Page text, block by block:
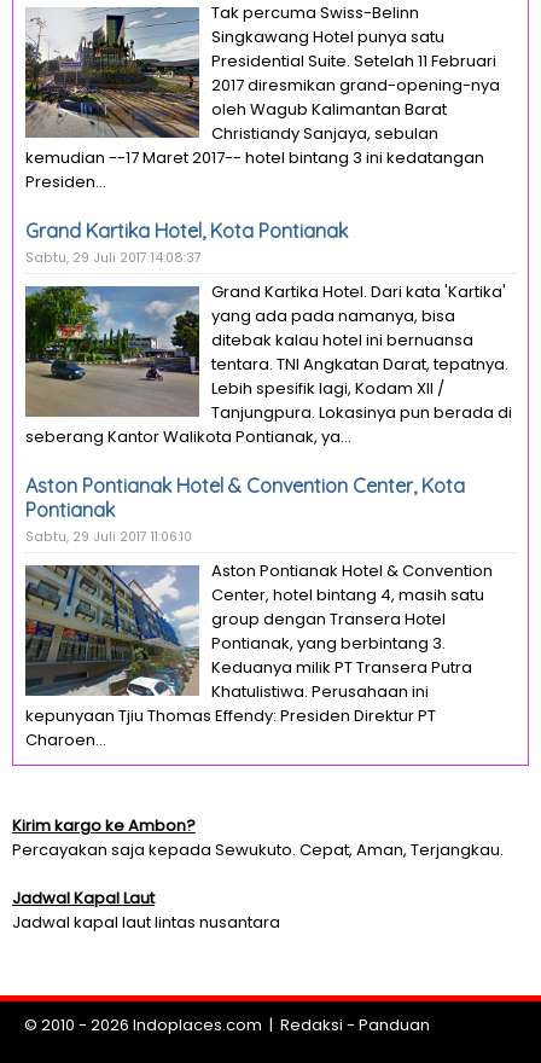
Tak percuma Swiss-Belinn
Singkawang Hotel punya satu
Presidential Suite. Setelah 11 Februari
2017 diresmikan grand-opening-nya
oleh Wagub Kalimantan Barat
Christiandy Sanjaya, sebulan
kemudian --17 Maret 2017-- hotel bintang 3 ini kedatangan
Presiden...
Grand Kartika Hotel, Kota Pontianak
Sabtu, 29 Juli 2017 14:08:37
Grand Kartika Hotel. Dari kata 'Kartika'
yang ada pada namanya, bisa
ditebak kalau hotel ini bernuansa
tentara. TNI Angkatan Darat, tepatnya.
Lebih spesifik lagi, Kodam XII /
Tanjungpura. Lokasinya pun berada di
seberang Kantor Walikota Pontianak, ya...
Aston Pontianak Hotel & Convention Center, Kota
Pontianak
Sabtu, 29 Juli 2017 11:06:10
Aston Pontianak Hotel & Convention
Center, hotel bintang 4, masih satu
group dengan Transera Hotel
Pontianak, yang berbintang 3.
Keduanya milik PT Transera Putra
Khatulistiwa. Perusahaan ini
kepunyaan Tjiu Thomas Effendy: Presiden Direktur PT
Charoen...
Kirim kargo ke Ambon?
Percayakan saja kepada Sewukuto. Cepat, Aman, Terjangkau.
Jadwal Kapal Laut
Jadwal kapal laut lintas nusantara
© 2010 - 2026 Indoplaces.com | Redaksi - Panduan